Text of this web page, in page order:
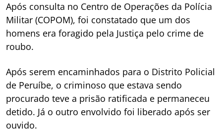
Após consulta no Centro de Operações da Polícia
Militar (COPOM), foi constatado que um dos
homens era foragido pela Justiça pelo crime de
roubo.
Após serem encaminhados para o Distrito Policial
de Peruíbe, o criminoso que estava sendo
procurado teve a prisão ratificada e permaneceu
detido. Já o outro envolvido foi liberado após ser
ouvido.